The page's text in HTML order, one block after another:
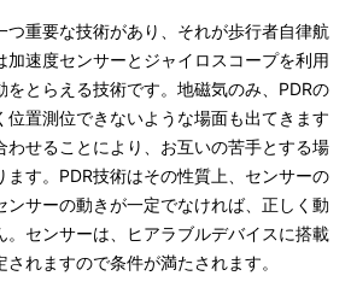
つ重要な技術があり、それが歩行者自律航
加速度センサーとジャイロスコープを利用
をとらえる技術です。地磁気のみ、PDRの
位置測位できないような場面も出てきます
わせることにより、お互いの苦手とする場
ます。PDR技術はその性質上、センサーの
ンサーの動きが一定でなければ、正しく動
。センサーは、ヒアラブルデバイスに搭載
れますので条件が満たされます。